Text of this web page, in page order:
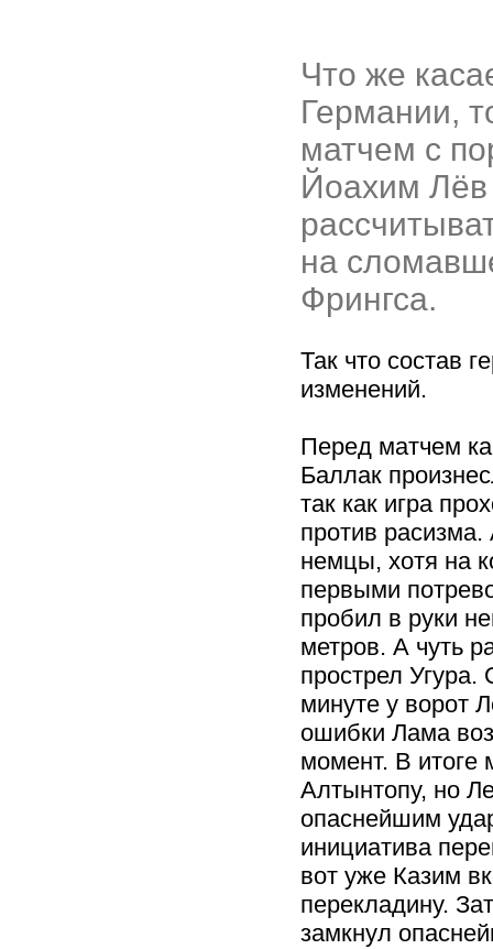
Что же
Германии,
матчем с
Йоахим Лёв
на
Фрингса.
Так что состав
изменений.
Перед матчем
Баллак
так как игра
против расизма.
немцы, хотя на
первыми
пробил в руки
метров. А чуть
прострел
минуте у ворот
ошибки Лама
момент. В итоге
Алтынтопу, но
опаснейшим
инициатива
вот уже Казим
перекладину.
замкнул